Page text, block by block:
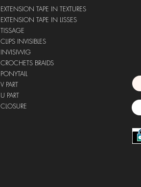
EXTENSION TAPE IN TEXTURES
EXTENSION TAPE IN LISSES
TISSAGE
CLIPS INVISIBLES
INVISIWIG
CROCHETS BRAIDS
PONYTAIL
V PART ​
U PART
​CLOSURE